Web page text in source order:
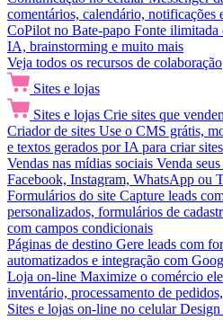
comentários, calendário, notificações
CoPilot no Bate-papo Fonte ilimitada
IA, brainstorming e muito mais
Veja todos os recursos de colaboração
Sites e lojas
Sites e lojas Crie sites que
Criador de sites Use o CMS grátis,
e textos gerados por IA para criar
Vendas nas mídias sociais Venda
Facebook, Instagram, WhatsApp ou
Formulários do site Capture leads
personalizados, formulários de
com campos condicionais
Páginas de destino Gere leads com
automatizados e integração com
Loja on-line Maximize o comércio
inventário, processamento de
Sites e lojas on-line no celular Design